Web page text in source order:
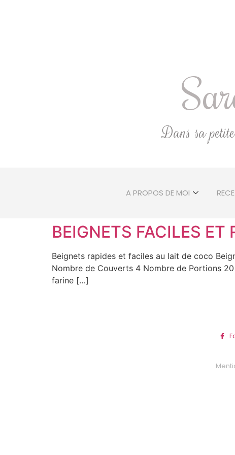
Dans sa
A PROPOS DE MOI
BEIGNETS FACILES
Beignets rapides et faciles au lait de coco
Nombre de Couverts 4 Nombre de Portions
farine […]